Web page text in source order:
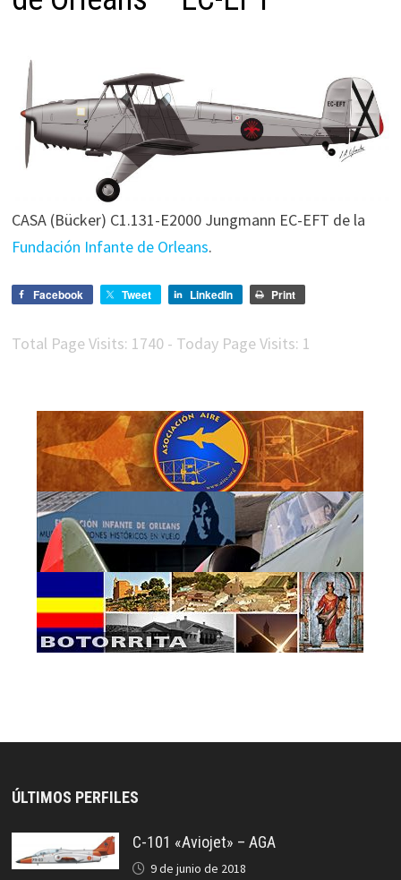
CASA (Bücker) C1.131-E2000 Jungmann EC-EFT de la
Fundación Infante de Orleans.
Facebook Tweet LinkedIn Print
Total Page Visits: 1740 - Today Page Visits: 1
ÚLTIMOS PERFILES
C-101 «Aviojet» – AGA
9 de junio de 2018